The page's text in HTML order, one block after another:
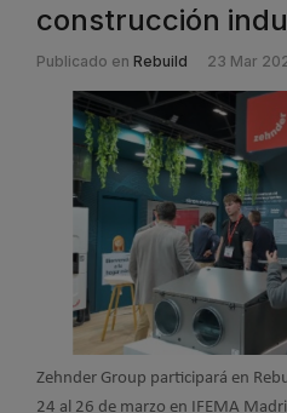
construcción
Publicado en Rebuild 23 Mar
Zehnder Group participará en
24 al 26 de marzo en IFEMA